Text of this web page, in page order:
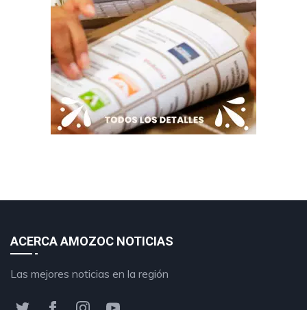
ACERCA AMOZOC NOTICIAS
Las mejores noticias en la región